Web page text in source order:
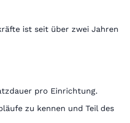
ist seit über zwei Jahren
pro Einrichtung.
zu kennen und Teil des